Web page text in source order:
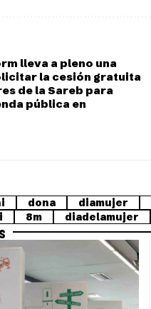
lleva a pleno una
la cesión gratuita
de la Sareb para
pública en
dona diamujer
8m diadelamujer